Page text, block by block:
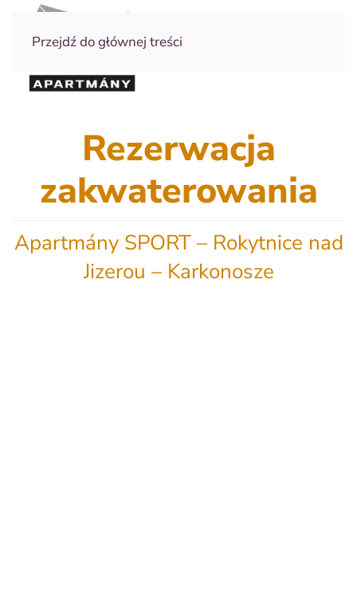
Przejdź do głównej treści
Rezerwacja
zakwaterowania
Apartmány SPORT – Rokytnice nad
Jizerou – Karkonosze